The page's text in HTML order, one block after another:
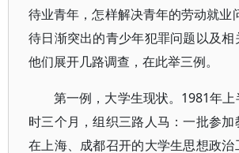
待业青年，怎样解决青年的劳动就业
待日渐突出的青少年犯罪问题以及相
他们展开几路调查，在此举三例。
第一例，大学生现状。1981年
时三个月，组织三路人马：一批参
在上海、成都召开的大学生思想政治